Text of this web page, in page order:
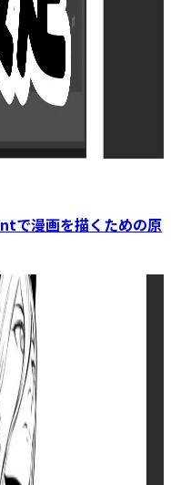
で漫画を描くための原